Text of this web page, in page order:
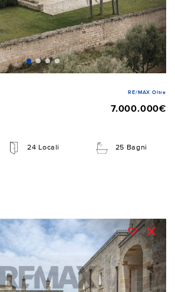
RE/MAX Oltre
7.000.000€
24 Locali 25 Bagni